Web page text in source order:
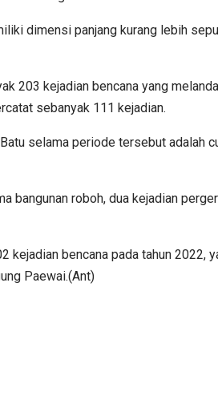
dimensi panjang kurang lebih
203 kejadian bencana yang
sebanyak 111 kejadian.
selama periode tersebut
bangunan roboh, dua kejadian
kejadian bencana pada tahun
Paewai.(Ant)